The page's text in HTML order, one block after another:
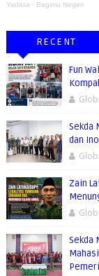
Yaditsa · Bagimu Negeri
RECENT
Fun
Sekda
dan
Zain
Sekda